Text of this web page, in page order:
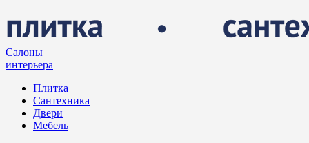
Салоны
интерьера
Плитка
Сантехника
Двери
Мебель